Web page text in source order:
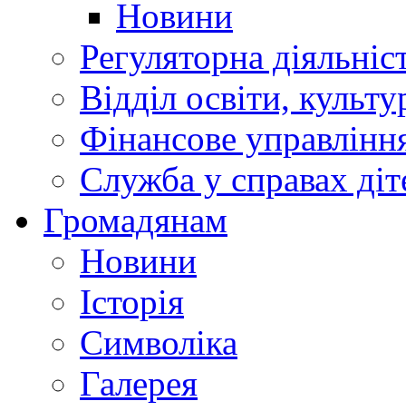
Новини
Регуляторна
Відділ освіти,
Фінансове
Служба у справах
Громадянам
Новини
Історія
Символіка
Галерея